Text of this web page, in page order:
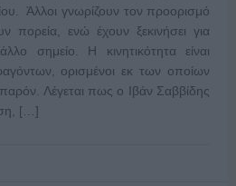
Άλλοι γνωρίζουν τον προορισμό
πορεία, ενώ έχουν ξεκινήσει για
σημείο. Η κινητικότητα είναι
ορισμένοι εκ των οποίων
Λέγεται πως ο Ιβάν Σαββίδης
[…]